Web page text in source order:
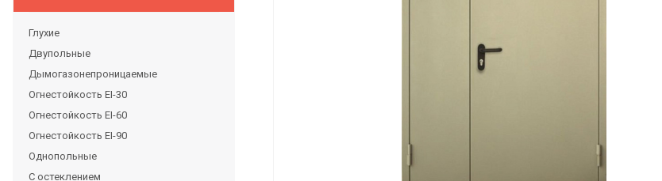
Глухие
Двупольные
Дымогазонепроницаемые
Огнестойкость EI-30
Огнестойкость EI-60
Огнестойкость EI-90
Однопольные
С остеклением